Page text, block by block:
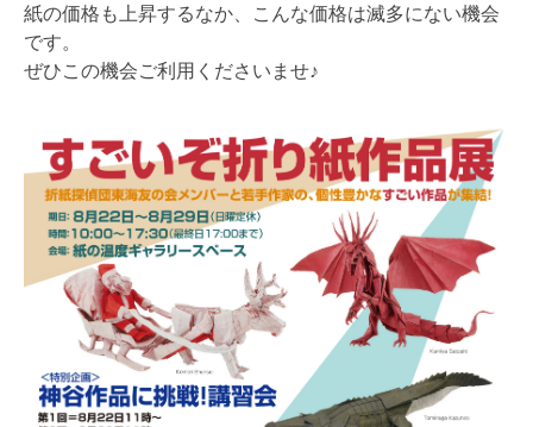
紙の価格も上昇するなか、こんな価格は滅多にない機会
です。
ぜひこの機会ご利用くださいませ♪